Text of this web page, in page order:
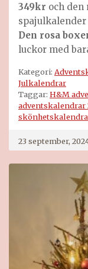
349kr och den
spajulkalender
Den rosa
luckor med
Kategori:
Julkalendrar
Taggar: H&M
adventskalendrar
23 september,